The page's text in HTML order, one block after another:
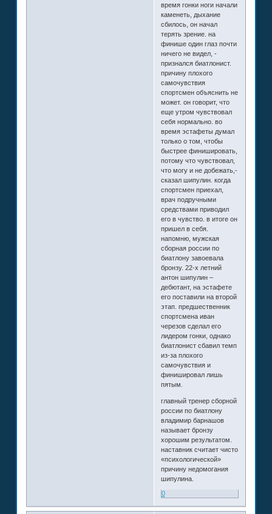
время гонки ноги начали
каменеть, дыхание
сбилось, он начал
терять зрение. на
финише один глаз почти
ничего не видел, -
признался биатлонист.
причину плохого
самочувствия
спортсмен объяснить не
может. он говорит, что
еще утром чувствовал
себя нормально. во
время эстафеты думал
только о том, чтобы
быстрее финишировать,
потому что чувствовал,
что могу и не добежать,-
сказал шипулин. когда
спортсмен приехал,
врач подручными
средствами приводил
его в чувство. в итоге он
пришел в себя.
напомню, мужская
сборная россии по
биатлону завоевала
бронзу. 22-х летний
антон шипулин –
дебютант, на эстафете
его поставили на второй
этап. предшественник
спортсмена иван
черезов сделал его
лидером гонки, однако
биатлонист сбавил темп
из-за плохого
самочувствия и
финишировал лишь
пятым.
главный тренер сборной
россии по биатлону
владимир барнашов
называет бронзу
хорошим результатом.
наставник считает чисто
«психологической»
причину недомогания
шипулина.
0